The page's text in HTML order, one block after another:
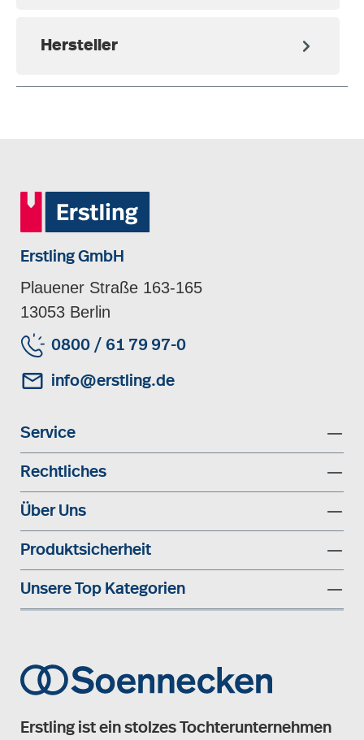
Hersteller
Erstling GmbH
Plauener Straße 163-165
13053 Berlin
0800 / 61 79 97-0
info@erstling.de
Service
Rechtliches
Über Uns
Produktsicherheit
Unsere Top Kategorien
Erstling ist ein stolzes Tochterunternehmen